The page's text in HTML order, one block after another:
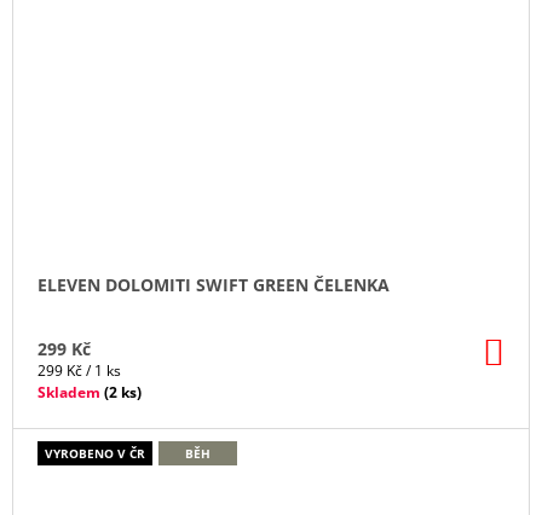
ELEVEN DOLOMITI SWIFT GREEN ČELENKA
299 Kč
Měrná
cena:
299 Kč / 1 ks
Skladem (2 ks)
VYROBENO V ČR BĚH